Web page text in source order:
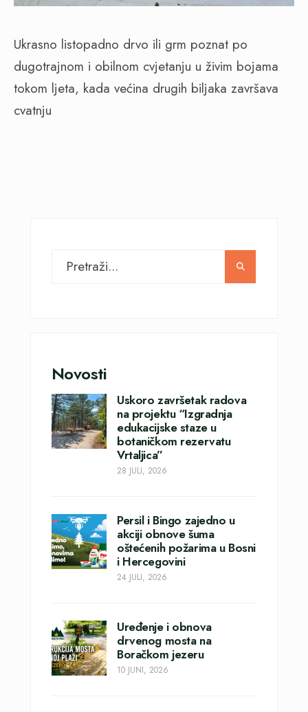
Ukrasno listopadno drvo ili grm poznat po
dugotrajnom i obilnom cvjetanju u živim bojama
tokom ljeta, kada većina drugih biljaka završava
cvatnju
Novosti
Uskoro završetak radova
na projektu “Izgradnja
edukacijske staze u
botaničkom rezervatu
Vrtaljica”
28 JULI, 2026
Persil i Bingo zajedno u
akciji obnove šuma
oštećenih požarima u Bosni
i Hercegovini
24 JULI, 2026
Uređenje i obnova
drvenog mosta na
Boračkom jezeru
10 JUNI, 2026